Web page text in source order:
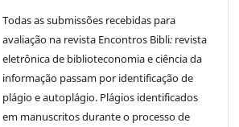
Todas as submissões recebidas para
avaliação na revista Encontros Bibli: revista
eletrônica de biblioteconomia e ciência da
informação passam por identificação de
plágio e autoplágio. Plágios identificados
em manuscritos durante o processo de